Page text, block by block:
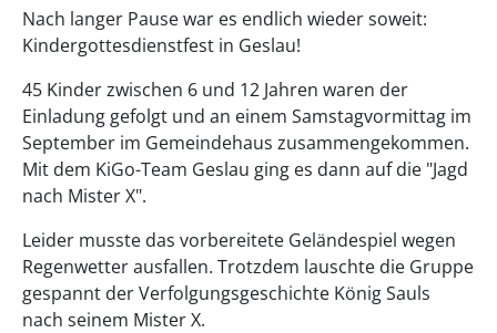
Nach langer Pause war es endlich wieder soweit:
Kindergottesdienstfest in Geslau!
45 Kinder zwischen 6 und 12 Jahren waren der
Einladung gefolgt und an einem Samstagvormittag im
September im Gemeindehaus zusammengekommen.
Mit dem KiGo-Team Geslau ging es dann auf die "Jagd
nach Mister X".
Leider musste das vorbereitete Geländespiel wegen
Regenwetter ausfallen. Trotzdem lauschte die Gruppe
gespannt der Verfolgungsgeschichte König Sauls
nach seinem Mister X.